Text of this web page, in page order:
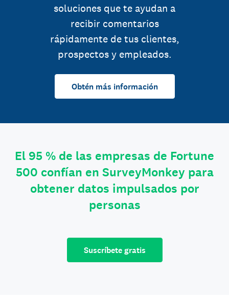
soluciones que te ayudan a
recibir comentarios
rápidamente de tus clientes,
prospectos y empleados.
Obtén más información
El 95 % de las empresas de Fortune
500 confían en SurveyMonkey para
obtener datos impulsados por
personas
Suscríbete gratis